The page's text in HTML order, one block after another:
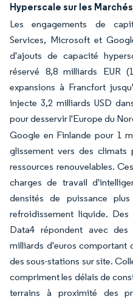
Hyperscale sur les
Les engagements de
Services, Microsoft et
d'ajouts de capacité
réservé 8,8 milliards EUR
expansions à Francfort
injecte 3,2 milliards USD
pour desservir l'Europe du
Google en Finlande pour 1
glissement vers des climats
ressources renouvelables.
charges de travail
densités de puissance
refroidissement liquide.
Data4 répondent avec
milliards d'euros comportant
des sous-stations sur site.
compriment les délais de
terrains à proximité des